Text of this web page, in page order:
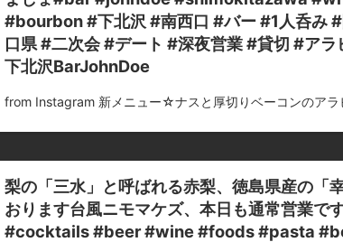
#bourbon #下北沢 #南西口 #バー #1人呑み
口県 #二次会 #デート #深夜営業 #貸切 #ア
下北沢BarJohnDoe
from Instagram 新メニュー☆ナスと厚切りベーコンのアラ
梨の「三水」と呼ばれる赤梨、徳島県産の「
おります台風ニモマケズ、本日も通常営
#cocktails #beer #wine #foods #pasta